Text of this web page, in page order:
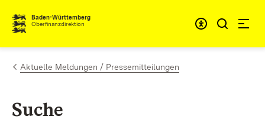
Zum Inhalt springen
Baden-Württemberg
Oberfinanzdirektion
Aktuelle Meldungen / Pressemitteilungen
Suche